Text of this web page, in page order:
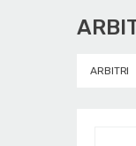
ARBITRI